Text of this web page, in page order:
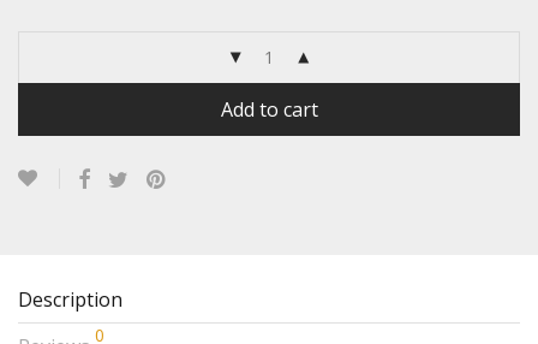
Add to cart
Description
0